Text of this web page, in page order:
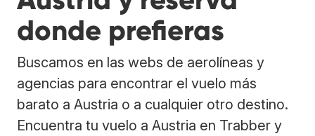
donde prefieras
Buscamos en las webs de aerolíneas y
agencias para encontrar el vuelo más
barato a Austria o a cualquier otro destino.
Encuentra tu vuelo a Austria en Trabber y